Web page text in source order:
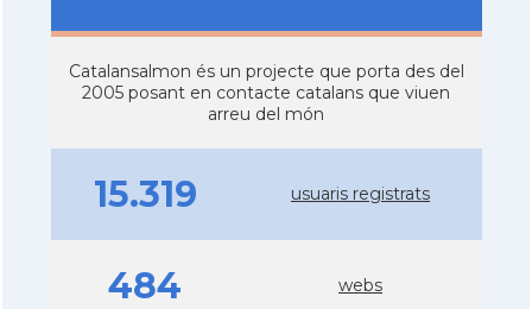
Catalansalmon és un projecte que porta des del
2005 posant en contacte catalans que viuen
arreu del món
15.319 usuaris registrats
484 webs